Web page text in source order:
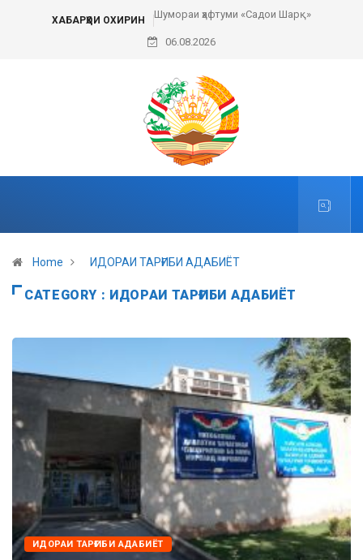
ХАБАРҲОИ ОХИРИН
Шумораи ҳафтуми «Садои Шарқ» Пешвои ҳаракати сулҳи ҷаҳонӣ
06.08.2026
Home ИДОРАИ ТАРҒИБИ АДАБИЁТ
CATEGORY : ИДОРАИ ТАРҒИБИ АДАБИЁТ
ИДОРАИ ТАРҒИБИ АДАБИЁТ